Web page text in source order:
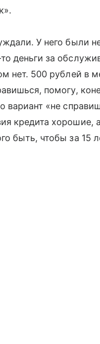
У него были
деньги за
нет. 500 рублей в
помогу,
вариант «не
кредита хорошие,
быть, чтобы за 15